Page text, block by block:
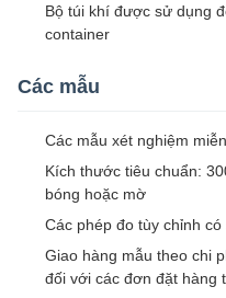
Bộ túi khí được sử dụng
container
Các mẫu
Các mẫu xét nghiệm
Kích thước tiêu chuẩn:
bóng hoặc mờ
Các phép đo tùy chỉnh
Giao hàng mẫu theo chi
đối với các đơn đặt hàng